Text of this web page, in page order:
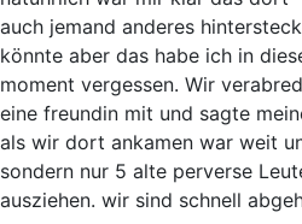
auch jemand anderes
könnte aber das habe ich in
moment vergessen. Wir
eine freundin mit und sagte
als wir dort ankamen war weit
sondern nur 5 alte perverse
ausziehen. wir sind schnell